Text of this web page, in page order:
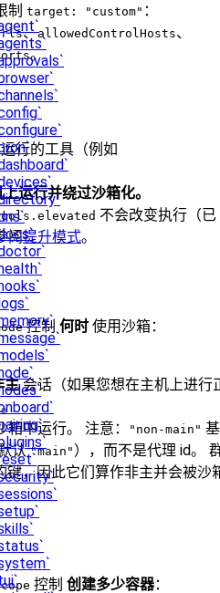
制 target: "custom" ：
、allowedControlHosts、
。
行的工具（例如
运行并绕过沙箱化。
不会改变执行（已
阅提升模式。
控制 何时 使用沙箱：
主会话（如果您想在主机上进行
中运行。 注意： "non-main" 基
认"main" ），而不是代理 id。
，因此它们算作非主并会被沙
控制 创建多少容器：